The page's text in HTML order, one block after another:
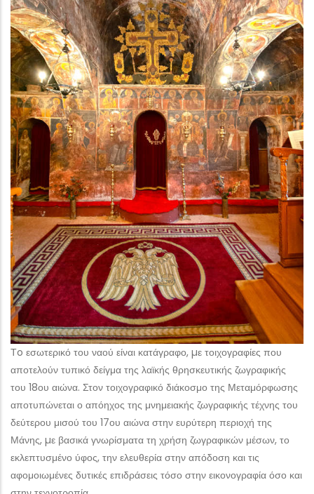
Τo εσωτερικό του ναού είναι κατάγραφο, µε τοιχογραφίες που
αποτελούν τυπικό δείγμα της λαϊκής θρησκευτικής ζωγραφικής
του 18ου αιώνα. Στον τοιχογραφικό διάκοσμο της Μεταμόρφωσης
αποτυπώνεται ο απόηχος της μνημειακής ζωγραφικής τέχνης του
δεύτερου μισού του 17ου αιώνα στην ευρύτερη περιοχή της
Μάνης, µε βασικά γνωρίσματα τη χρήση ζωγραφικών μέσων, το
εκλεπτυσμένο ύφος, την ελευθερία στην απόδοση και τις
αφομοιωμένες δυτικές επιδράσεις τόσο στην εικονογραφία όσο και